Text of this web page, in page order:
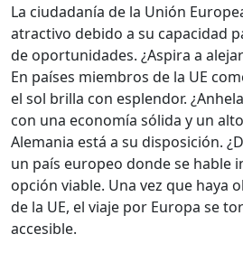
La ciudadanía de la Unión
atractivo debido a su capacidad
de oportunidades. ¿Aspira a
En países miembros de la UE
el sol brilla con esplendor.
con una economía sólida y un
Alemania está a su disposición.
un país europeo donde se hable
opción viable. Una vez que haya
de la UE, el viaje por Europa se
accesible.